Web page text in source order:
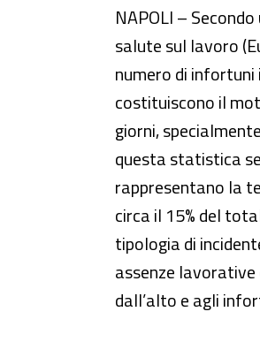
Cadute in
NAPOLI –
salute sul lavoro
numero di
costituiscono il
giorni,
questa statistica
rappresentano la
circa il 15% del
tipologia di
assenze
dall’alto e agli